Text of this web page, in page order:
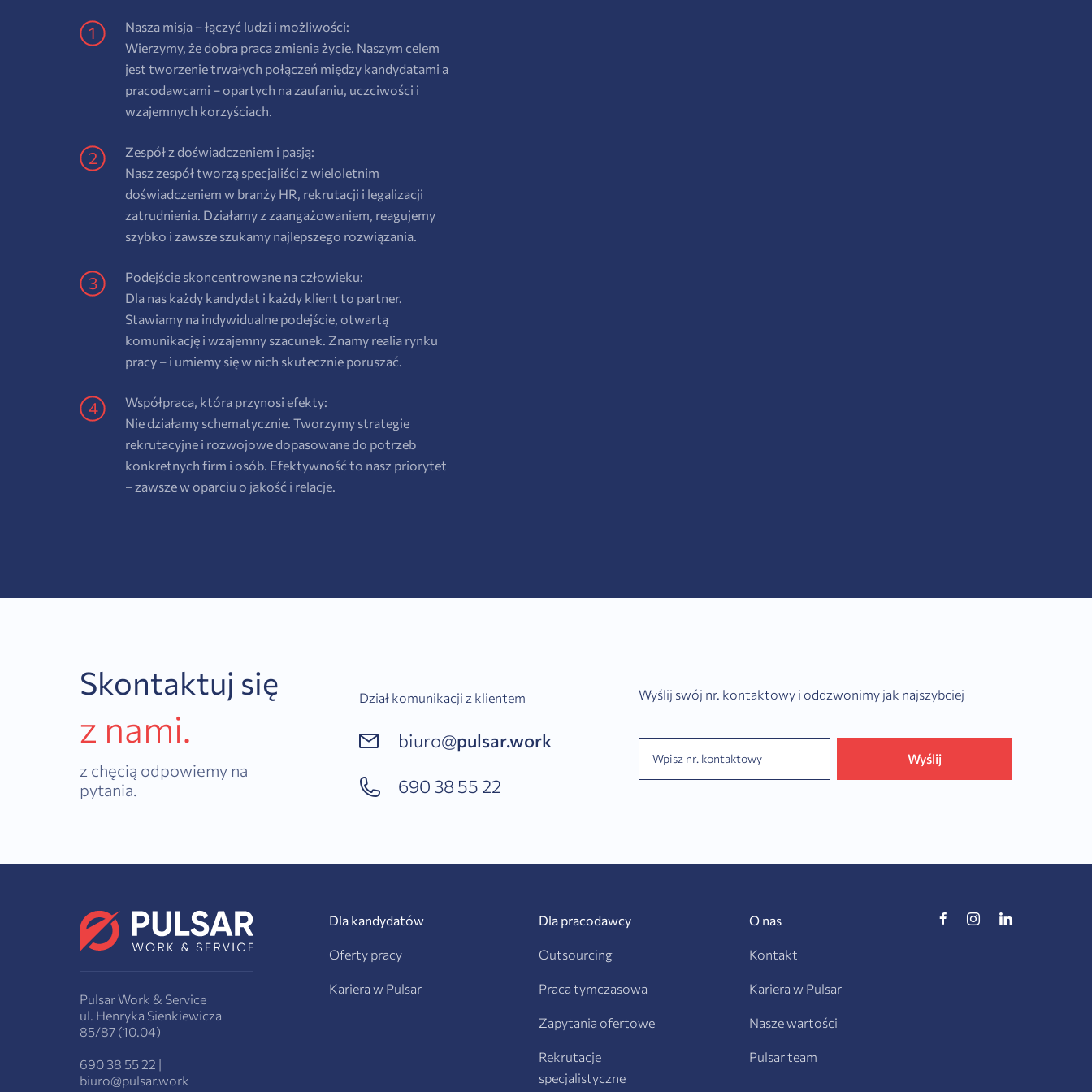
Nasza misja – łączyć ludzi i możliwości:
Wierzymy, że dobra praca zmienia życie. Naszym celem
jest tworzenie trwałych połączeń między kandydatami a
pracodawcami – opartych na zaufaniu, uczciwości i
wzajemnych korzyściach.
Zespół z doświadczeniem i pasją:
Nasz zespół tworzą specjaliści z wieloletnim
doświadczeniem w branży HR, rekrutacji i legalizacji
zatrudnienia. Działamy z zaangażowaniem, reagujemy
szybko i zawsze szukamy najlepszego rozwiązania.
Podejście skoncentrowane na człowieku:
Dla nas każdy kandydat i każdy klient to partner.
Stawiamy na indywidualne podejście, otwartą
komunikację i wzajemny szacunek. Znamy realia rynku
pracy – i umiemy się w nich skutecznie poruszać.
Współpraca, która przynosi efekty:
Nie działamy schematycznie. Tworzymy strategie
rekrutacyjne i rozwojowe dopasowane do potrzeb
konkretnych firm i osób. Efektywność to nasz priorytet
– zawsze w oparciu o jakość i relacje.
Skontaktuj się
z nami.
z chęcią odpowiemy na
pytania.
Dział komunikacji z klientem
biuro@pulsar.work
690 38 55 22
Wyślij swój nr. kontaktowy i oddzwonimy jak najszybciej
Wyślij
Pulsar Work & Service
ul. Henryka Sienkiewicza
85/87 (10.04)
690 38 55 22 |
biuro@pulsar.work
Dla kandydatów
Oferty pracy
Kariera w Pulsar
Dla pracodawcy
Outsourcing
Praca tymczasowa
Zapytania ofertowe
Rekrutacje
specjalistyczne
O nas
Kontakt
Kariera w Pulsar
Nasze wartości
Pulsar team